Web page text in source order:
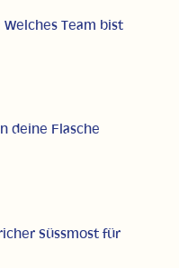
Team bist
deine Flasche
Süssmost für